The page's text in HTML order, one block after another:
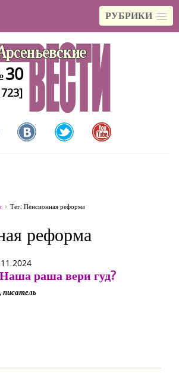
РУБРИКИ
30
Тег: Пенсионная реформа
реформа
Наша раша вери гуд?
писатель